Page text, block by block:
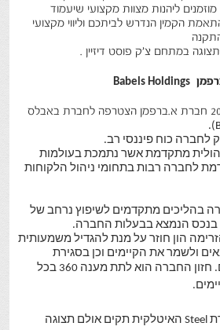
ליהנות מצוות מקצועי שיעמוד
הקמין הנדרש לביתכם וליווי מקצועי
במתחם צ'ק פוסט דיזיין .
Babels Holdings
במחצית חודש נובמבר 2025 חברת א.ברפמן הצטרפה לחברת באבלס
לחברה כוח פיננסי רב.
ניהולית מתקדמת אשר נתמכת בעולמות
לחברה רבות בתחומי ניהול הלקוחות
בהליכים מתקדמים לשיפוץ נרחב של
בנכס הנמצא בבעלות החברה.
הון חוזר על מנת להגדיל משמעותית
ולשמר את הקיימים וכן בסגירת
חזון החברה הוא לתת מענה 360 בכל
החברה בשיתוף עם חברת Steel האיטלקית תקים אולם תצוגה